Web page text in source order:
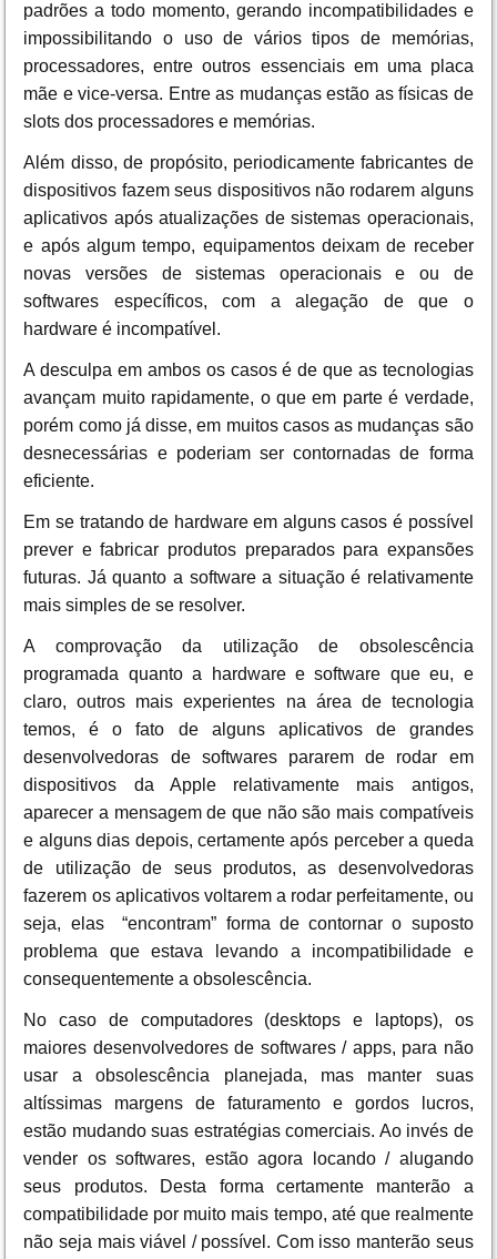
padrões a todo momento, gerando incompatibilidades e
impossibilitando o uso de vários tipos de memórias,
processadores, entre outros essenciais em uma placa
mãe e vice-versa. Entre as mudanças estão as físicas de
slots dos processadores e memórias.
Além disso, de propósito, periodicamente fabricantes de
dispositivos fazem seus dispositivos não rodarem alguns
aplicativos após atualizações de sistemas operacionais,
e após algum tempo, equipamentos deixam de receber
novas versões de sistemas operacionais e ou de
softwares específicos, com a alegação de que o
hardware é incompatível.
A desculpa em ambos os casos é de que as tecnologias
avançam muito rapidamente, o que em parte é verdade,
porém como já disse, em muitos casos as mudanças são
desnecessárias e poderiam ser contornadas de forma
eficiente.
Em se tratando de hardware em alguns casos é possível
prever e fabricar produtos preparados para expansões
futuras. Já quanto a software a situação é relativamente
mais simples de se resolver.
A comprovação da utilização de obsolescência
programada quanto a hardware e software que eu, e
claro, outros mais experientes na área de tecnologia
temos, é o fato de alguns aplicativos de grandes
desenvolvedoras de softwares pararem de rodar em
dispositivos da Apple relativamente mais antigos,
aparecer a mensagem de que não são mais compatíveis
e alguns dias depois, certamente após perceber a queda
de utilização de seus produtos, as desenvolvedoras
fazerem os aplicativos voltarem a rodar perfeitamente, ou
seja, elas “encontram” forma de contornar o suposto
problema que estava levando a incompatibilidade e
consequentemente a obsolescência.
No caso de computadores (desktops e laptops), os
maiores desenvolvedores de softwares / apps, para não
usar a obsolescência planejada, mas manter suas
altíssimas margens de faturamento e gordos lucros,
estão mudando suas estratégias comerciais. Ao invés de
vender os softwares, estão agora locando / alugando
seus produtos. Desta forma certamente manterão a
compatibilidade por muito mais tempo, até que realmente
não seja mais viável / possível. Com isso manterão seus